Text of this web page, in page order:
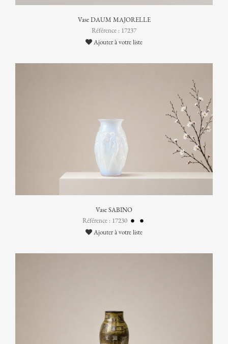
Vase DAUM MAJORELLE
Référence : 17237
Ajouter à votre liste
Vase SABINO
Référence : 17230
Ajouter à votre liste